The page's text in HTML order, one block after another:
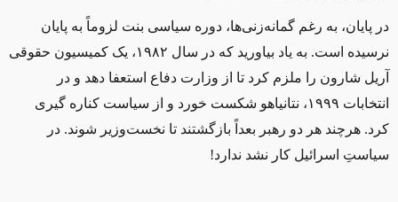
در پایان، به رغم گمانه‌زنی‌ها، دوره سیاسی بنت لزوماً به پایان
نرسیده است. به یاد بیاورید که در سال ۱۹۸۲، یک کمیسیون حقوقی
آریل شارون را ملزم کرد تا از وزارت دفاع استعفا دهد و در
انتخابات ۱۹۹۹، نتانیاهو شکست خورد و از سیاست کناره گیری
کرد. هرچند هر دو رهبر بعداً بازگشتند تا نخست‌وزیر شوند. در
سیاستِ اسرائیل کار نشد ندارد!